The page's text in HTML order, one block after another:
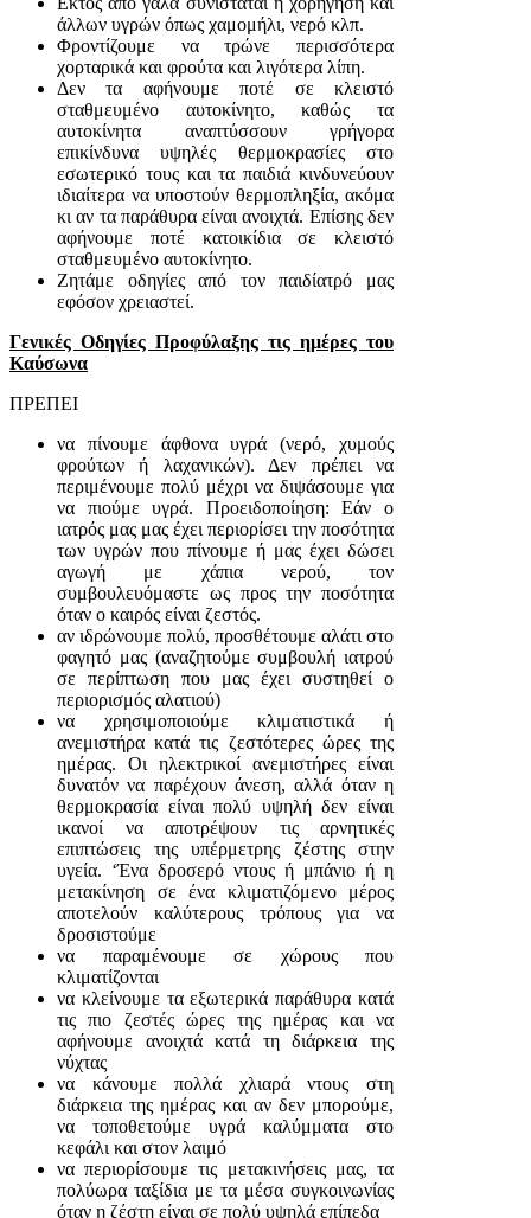
άλλων υγρών όπως χαμομήλι, νερό κλπ.
Φροντίζουμε να τρώνε περισσότερα
χορταρικά και φρούτα και λιγότερα λίπη.
Δεν τα αφήνουμε ποτέ σε κλειστό
σταθμευμένο αυτοκίνητο, καθώς τα
αυτοκίνητα αναπτύσσουν γρήγορα
επικίνδυνα υψηλές θερμοκρασίες στο
εσωτερικό τους και τα παιδιά κινδυνεύουν
ιδιαίτερα να υποστούν θερμοπληξία, ακόμα
κι αν τα παράθυρα είναι ανοιχτά. Επίσης δεν
αφήνουμε ποτέ κατοικίδια σε κλειστό
σταθμευμένο αυτοκίνητο.
Ζητάμε οδηγίες από τον παιδίατρό μας
εφόσον χρειαστεί.
Γενικές Οδηγίες Προφύλαξης τις ημέρες του
Καύσωνα
ΠΡΕΠΕΙ
να πίνουμε άφθονα υγρά (νερό, χυμούς
φρούτων ή λαχανικών). Δεν πρέπει να
περιμένουμε πολύ μέχρι να διψάσουμε για
να πιούμε υγρά. Προειδοποίηση: Εάν ο
ιατρός μας μας έχει περιορίσει την ποσότητα
των υγρών που πίνουμε ή μας έχει δώσει
αγωγή με χάπια νερού, τον
συμβουλευόμαστε ως προς την ποσότητα
όταν ο καιρός είναι ζεστός.
αν ιδρώνουμε πολύ, προσθέτουμε αλάτι στο
φαγητό μας (αναζητούμε συμβουλή ιατρού
σε περίπτωση που μας έχει συστηθεί ο
περιορισμός αλατιού)
να χρησιμοποιούμε κλιματιστικά ή
ανεμιστήρα κατά τις ζεστότερες ώρες της
ημέρας. Οι ηλεκτρικοί ανεμιστήρες είναι
δυνατόν να παρέχουν άνεση, αλλά όταν η
θερμοκρασία είναι πολύ υψηλή δεν είναι
ικανοί να αποτρέψουν τις αρνητικές
επιπτώσεις της υπέρμετρης ζέστης στην
υγεία. ‘Ένα δροσερό ντους ή μπάνιο ή η
μετακίνηση σε ένα κλιματιζόμενο μέρος
αποτελούν καλύτερους τρόπους για να
δροσιστούμε
να παραμένουμε σε χώρους που
κλιματίζονται
να κλείνουμε τα εξωτερικά παράθυρα κατά
τις πιο ζεστές ώρες της ημέρας και να
αφήνουμε ανοιχτά κατά τη διάρκεια της
νύχτας
να κάνουμε πολλά χλιαρά ντους στη
διάρκεια της ημέρας και αν δεν μπορούμε,
να τοποθετούμε υγρά καλύμματα στο
κεφάλι και στον λαιμό
να περιορίσουμε τις μετακινήσεις μας, τα
πολύωρα ταξίδια με τα μέσα συγκοινωνίας
όταν η ζέστη είναι σε πολύ υψηλά επίπεδα